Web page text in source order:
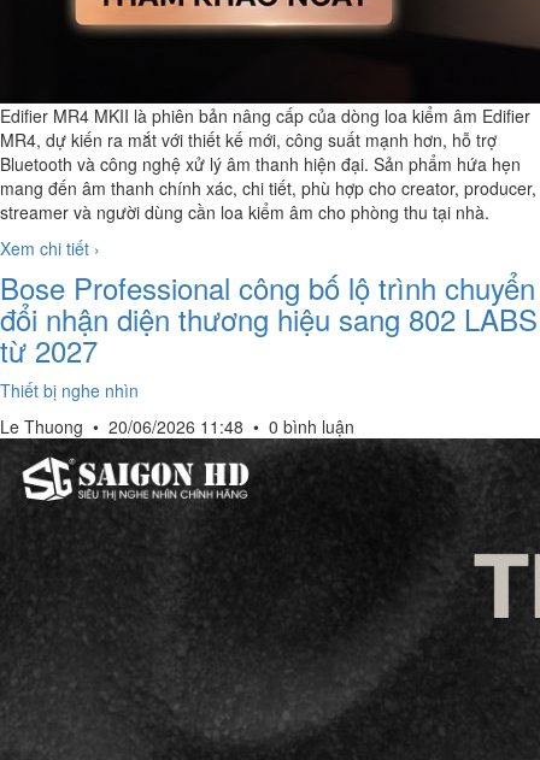
Edifier MR4 MKII là phiên bản nâng cấp của dòng loa kiểm âm Edifier
MR4, dự kiến ra mắt với thiết kế mới, công suất mạnh hơn, hỗ trợ
Bluetooth và công nghệ xử lý âm thanh hiện đại. Sản phẩm hứa hẹn
mang đến âm thanh chính xác, chi tiết, phù hợp cho creator, producer,
streamer và người dùng cần loa kiểm âm cho phòng thu tại nhà.
Xem chi tiết ›
Bose Professional công bố lộ trình chuyển
đổi nhận diện thương hiệu sang 802 LABS
từ 2027
Thiết bị nghe nhìn
Le Thuong • 20/06/2026 11:48 • 0 bình luận